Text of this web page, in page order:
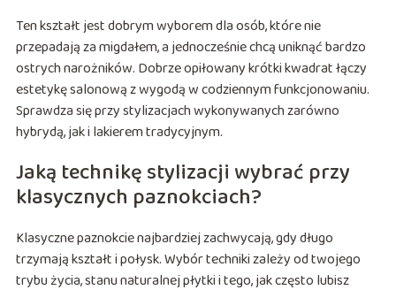
Ten kształt jest dobrym wyborem dla osób, które nie
przepadają za migdałem, a jednocześnie chcą uniknąć bardzo
ostrych narożników. Dobrze opiłowany krótki kwadrat łączy
estetykę salonową z wygodą w codziennym funkcjonowaniu.
Sprawdza się przy stylizacjach wykonywanych zarówno
hybrydą, jak i lakierem tradycyjnym.
Jaką technikę stylizacji wybrać przy
klasycznych paznokciach?
Klasyczne paznokcie najbardziej zachwycają, gdy długo
trzymają kształt i połysk. Wybór techniki zależy od twojego
trybu życia, stanu naturalnej płytki i tego, jak często lubisz